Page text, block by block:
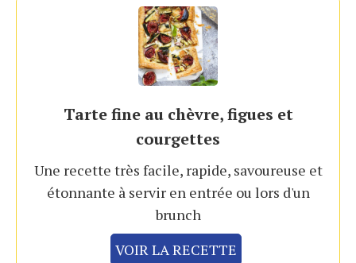
Tarte fine au chèvre, figues et
courgettes
Une recette très facile, rapide, savoureuse et
étonnante à servir en entrée ou lors d'un
brunch
VOIR LA RECETTE